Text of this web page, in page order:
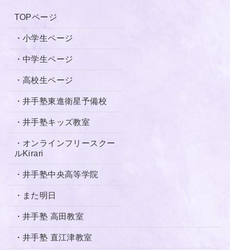
TOPページ
・小学生ページ
・中学生ページ
・高校生ページ
・井手塾東進衛星予備校
・井手塾キッズ教室
・オンラインフリースクー
ルKirari
・井手塾中央高等学院
・ また明日
・井手塾 高田教室
・井手塾 直江津教室